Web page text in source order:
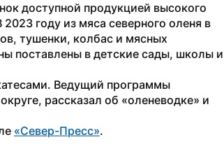
доступной продукцией высокого
году из мяса северного оленя в
тушенки, колбас и мясных
поставлены в детские сады, школы и
Ведущий программы
рассказал об «оленеводке» и
«Север-Пресс».